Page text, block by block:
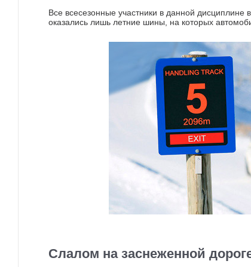
Все всесезонные участники в данной дисциплине
оказались лишь летние шины, на которых
Слалом на заснеженной